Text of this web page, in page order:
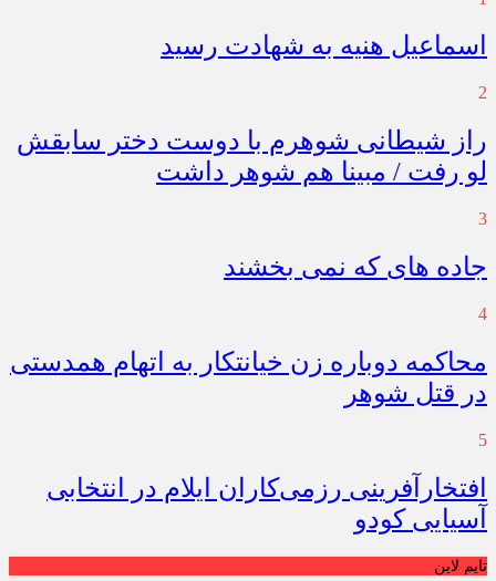
اسماعیل هنیه به شهادت رسید
2
راز شیطانی شوهرم با دوست دختر سابقش
لو رفت / مبینا هم شوهر داشت
3
جاده های که نمی بخشند
4
محاکمه دوباره زن خیانتکار به اتهام همدستی
در قتل شوهر
5
افتخارآفرینی رزمی‌کاران ایلام در انتخابی
آسیایی کودو
تایم لاین